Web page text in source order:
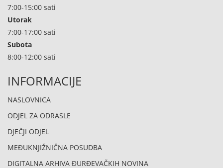
7:00-15:00 sati
Utorak
7:00-17:00 sati
Subota
8:00-12:00 sati
INFORMACIJE
NASLOVNICA
ODJEL ZA ODRASLE
DJEČJI ODJEL
MEĐUKNJIŽNIČNA POSUDBA
DIGITALNA ARHIVA ĐURĐEVAČKIH NOVINA